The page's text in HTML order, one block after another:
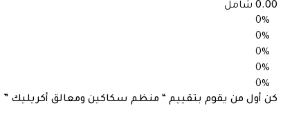
0.00 شامل
0%
0%
0%
0%
0%
كن أول من يقوم بتقييم “ منظم سكاكين ومعالق أكريليك ”